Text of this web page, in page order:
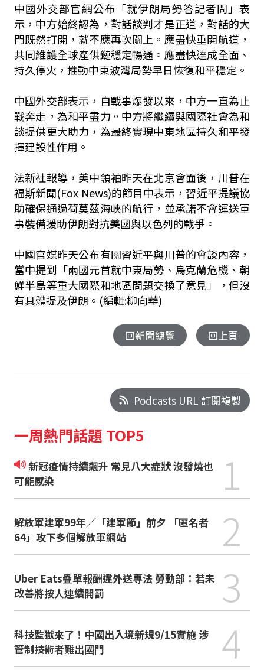
中國外交部官網公布「就伊朗局勢答記者問」表
示，中方始終認為，對話談判才是正道，對話的大
門既然打開，就不應再次關上。應盡快重開航道，
共同維護全球產供鏈穩定暢通。應盡快達成全面、
持久停火，推動中東波灣局勢早日恢復和平穩定。
中國外交部表示，自戰事爆發以來，中方一直為止
戰奔走，為和平盡力。中方將繼續與國際社會為和
談提供更大助力，為最終實現中東地區持久和平發
揮建設性作用。
法新社報導，美中領袖昨天在北京會面後，川普在
福斯新聞(Fox News)的節目中表示，習近平提議協
助確保通過荷莫茲海峽的航行，並承諾不會運送軍
事裝備援助伊朗對抗美國與以色列的戰爭。
中國官媒昨天公布有關習近平與川普的會談內容，
當中提到「兩國元首就中東局勢、烏克蘭危機、朝
鮮半島等重大國際和地區問題交換了意見」，但沒
有具體提及伊朗。(編輯:柳向華)
回新聞總覽 回上頁
Podcasts URL 訂閱複製
一周熱門話題 TOP5
新冠疫情持續飆升 常見八大症狀 沒發燒也
可能感染
1
解放軍建軍99年／「建軍節」前夕 「匿名者
64」攻下多個解放軍網站
2
Uber Eats疊單報酬違外送專法 勞動部：若未
改善將按人連續開罰
3
科技監獄來了！中國出入境新規9/15實施 涉
管制技術者難出國門
4